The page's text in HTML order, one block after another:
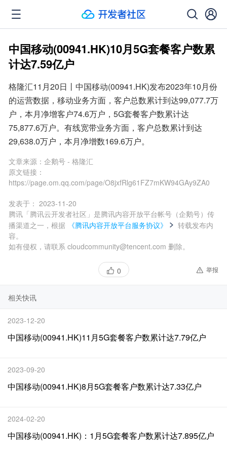
中国移动(00941.HK)10月5G套餐客户数累
计达7.59亿户
格隆汇11月20日丨中国移动(00941.HK)发布2023年10月份
的运营数据，移动业务方面，客户总数累计到达99,077.7万
户，本月净增客户74.6万户，5G套餐客户数累计达
75,877.6万户。有线宽带业务方面，客户总数累计到达
29,638.0万户，本月净增数169.6万户。
文章来源： 企鹅号 - 格隆汇
原文链接：
https://page.om.qq.com/page/O8jxfRlg61FZ7mKW94GAy9ZA0
发表于： 2023-11-20
腾讯「腾讯云开发者社区」是腾讯内容开放平台帐号（企鹅号）传
播渠道之一，根据
《腾讯内容开放平台服务协议》
转载发布内
容。
如有侵权，请联系 cloudcommunity@tencent.com 删除。
0 举报
相关快讯
2023-12-20
中国移动(00941.HK)11月5G套餐客户数累计达7.79亿户
2023-09-20
中国移动(00941.HK)8月5G套餐客户数累计达7.33亿户
2024-02-20
中国移动(00941.HK)：1月5G套餐客户数累计达7.895亿户